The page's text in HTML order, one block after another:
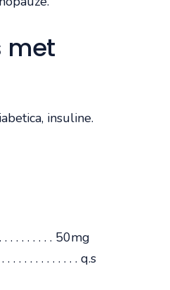
met
insuline.
. . . . . . . . 50mg
. . . . . . . . . . . . q.s